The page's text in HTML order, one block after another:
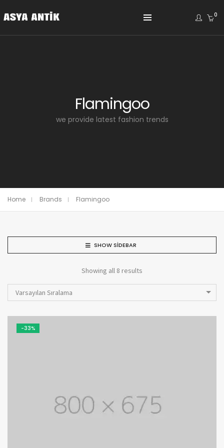
0
Flamingoo
we provide latest fashion trends
Home Brands Flamingoo
SHOW SIDEBAR
Showing all 8 results
Varsayılan Sıralama
-33%